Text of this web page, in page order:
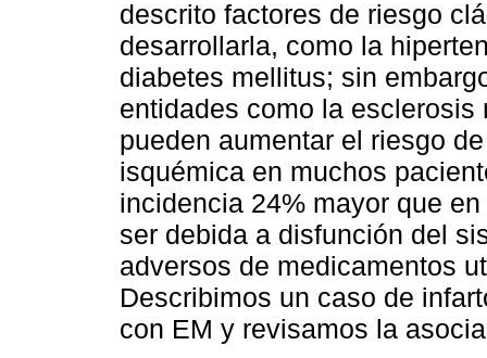
descrito factores de riesgo
desarrollarla, como la
diabetes mellitus; sin
entidades como la esclerosis
pueden aumentar el riesgo
isquémica en muchos
incidencia 24% mayor que
ser debida a disfunción del
adversos de medicamentos
Describimos un caso de
con EM y revisamos la